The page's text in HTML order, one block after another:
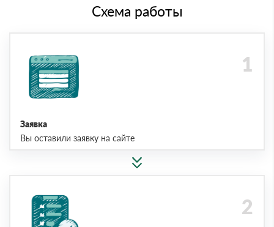
Схема работы
Заявка
Вы оставили заявку на сайте